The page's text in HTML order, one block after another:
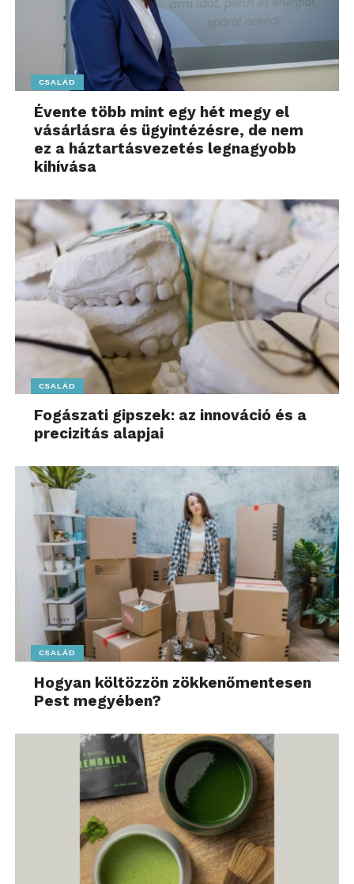
CSALÁD
Évente több mint egy hét megy el
vásárlásra és ügyintézésre, de nem
ez a háztartásvezetés legnagyobb
kihívása
CSALÁD
Fogászati gipszek: az innováció és a
precizitás alapjai
CSALÁD
Hogyan költözzön zökkenőmentesen
Pest megyében?